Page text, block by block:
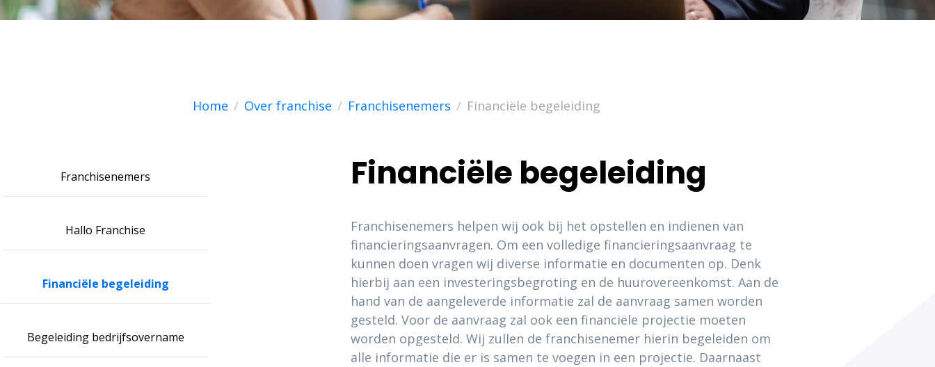
Home Over franchise Franchisenemers Financiële begeleiding
Franchisenemers
Hallo Franchise
Financiële begeleiding
Begeleiding bedrijfsovername
Financiële begeleiding
Franchisenemers helpen wij ook bij het opstellen en indienen van
financieringsaanvragen. Om een volledige financieringsaanvraag te
kunnen doen vragen wij diverse informatie en documenten op. Denk
hierbij aan een investeringsbegroting en de huurovereenkomst. Aan de
hand van de aangeleverde informatie zal de aanvraag samen worden
gesteld. Voor de aanvraag zal ook een financiële projectie moeten
worden opgesteld. Wij zullen de franchisenemer hierin begeleiden om
alle informatie die er is samen te voegen in een projectie. Daarnaast